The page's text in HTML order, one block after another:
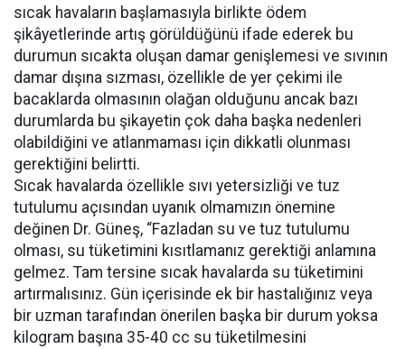
sıcak havaların başlamasıyla birlikte ödem
şikâyetlerinde artış görüldüğünü ifade ederek bu
durumun sıcakta oluşan damar genişlemesi ve sıvının
damar dışına sızması, özellikle de yer çekimi ile
bacaklarda olmasının olağan olduğunu ancak bazı
durumlarda bu şikayetin çok daha başka nedenleri
olabildiğini ve atlanmaması için dikkatli olunması
gerektiğini belirtti.
Sıcak havalarda özellikle sıvı yetersizliği ve tuz
tutulumu açısından uyanık olmamızın önemine
değinen Dr. Güneş, “Fazladan su ve tuz tutulumu
olması, su tüketimini kısıtlamanız gerektiği anlamına
gelmez. Tam tersine sıcak havalarda su tüketimini
artırmalısınız. Gün içerisinde ek bir hastalığınız veya
bir uzman tarafından önerilen başka bir durum yoksa
kilogram başına 35-40 cc su tüketilmesini